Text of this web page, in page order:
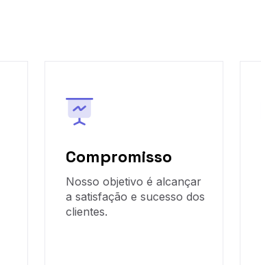
Compromisso
Nosso objetivo é alcançar
a satisfação e sucesso dos
clientes.